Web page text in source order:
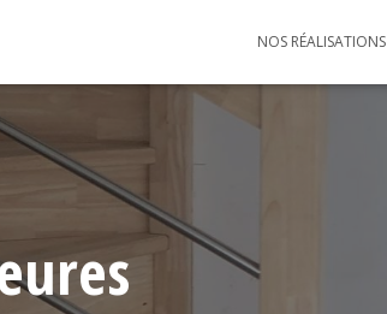
NOS RÉALISATIONS